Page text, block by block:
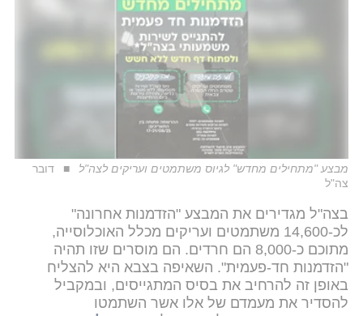
מבצע "מתחילים מחדש" לגיוס משתמטים ועריקים לצה"ל
דובר
צה"ל
בצה"ל מגדירים את המבצע "הזדמנות אחרונה"
לכ-14,600 משתמטים ועריקים מכלל האוכלוסייה,
מתוכם כ-8,000 הם חרדים. הם מוסרים שזו תהיה
"הזדמנות חד-פעמית". השאיפה בצבא היא להצליח
באופן זה להרחיב את בסיס המתגייסים, ובמקביל
להסדיר את מעמדם של אלו אשר השתמטו